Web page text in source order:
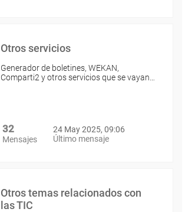
Otros servicios
Generador de boletines, WEKAN,
Comparti2 y otros servicios que se vayan…
32
Mensajes
24 May 2025, 09:06
Último mensaje
Otros temas relacionados con
las TIC